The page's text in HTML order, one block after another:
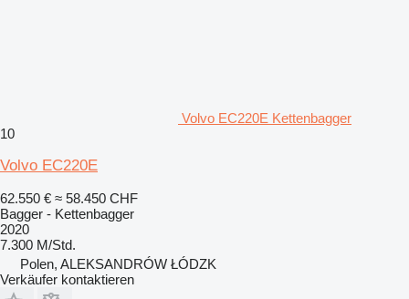
Volvo EC220E Kettenbagger
10
Volvo EC220E
62.550 € ≈ 58.450 CHF
Bagger - Kettenbagger
2020
7.300 M/Std.
Polen, ALEKSANDRÓW ŁÓDZK
Verkäufer kontaktieren